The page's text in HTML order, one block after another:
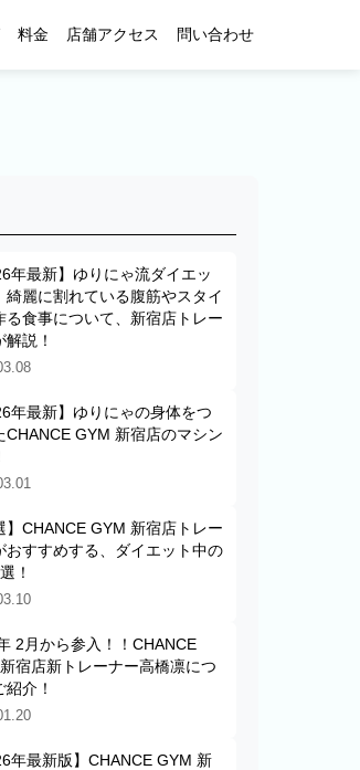
料金 店舗アクセス 問い合わせ
年最新】ゆりにゃ流ダイエッ
綺麗に割れている腹筋やスタイ
る食事について、新宿店トレー
説！
年最新】ゆりにゃの身体をつ
CHANCE GYM 新宿店のマシン
】CHANCE GYM 新宿店トレー
おすすめする、ダイエット中の
！
2月から参入！！CHANCE
宿店新トレーナー高橋凛につ
紹介！
年最新版】CHANCE GYM 新